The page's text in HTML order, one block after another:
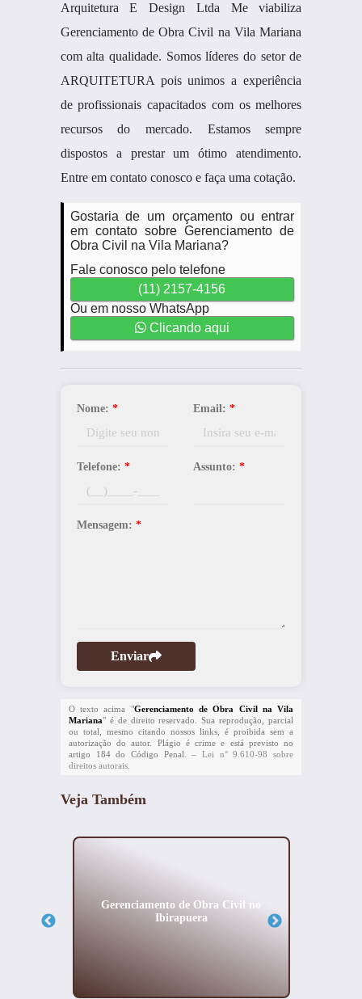
Arquitetura E Design Ltda Me viabiliza
Gerenciamento de Obra Civil na Vila Mariana
com alta qualidade. Somos líderes do setor de
ARQUITETURA pois unimos a experiência
de profissionais capacitados com os melhores
recursos do mercado. Estamos sempre
dispostos a prestar um ótimo atendimento.
Entre em contato conosco e faça uma cotação.
Gostaria de um orçamento ou entrar
em contato sobre Gerenciamento de
Obra Civil na Vila Mariana?
Fale conosco pelo telefone
(11) 2157-4156
Ou em nosso WhatsApp
Clicando aqui
Nome: * Email: *
Telefone: * Assunto: *
Mensagem: *
Enviar
O texto acima "Gerenciamento de Obra Civil na Vila
Mariana" é de direito reservado. Sua reprodução, parcial
ou total, mesmo citando nossos links, é proibida sem a
autorização do autor. Plágio é crime e está previsto no
artigo 184 do Código Penal. –Lei n° 9.610-98 sobre
direitos autorais.
Veja Também
Gerenciamento de Obra Civil no
Ibirapuera